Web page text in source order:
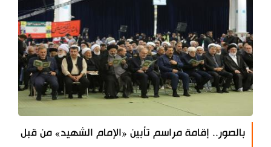
بالصور.. إقامة مراسم تأبين «الإمام الشهيد» من قبل